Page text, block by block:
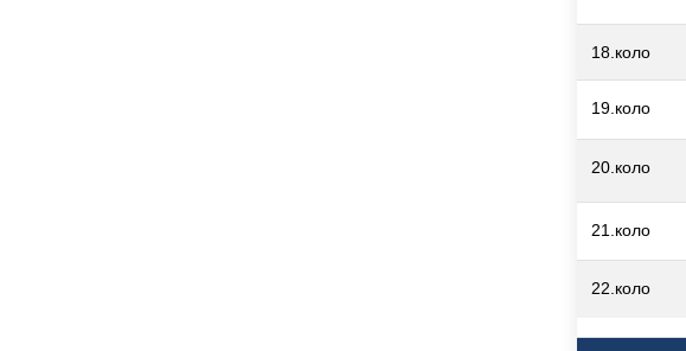
18.коло
19.коло
20.коло
21.коло
22.коло